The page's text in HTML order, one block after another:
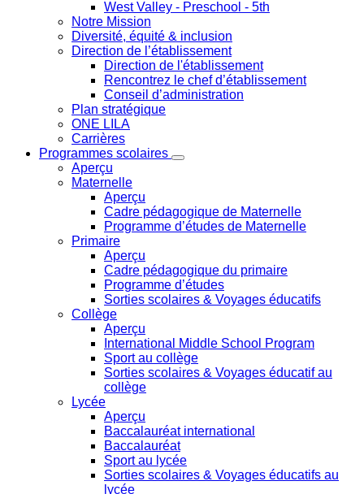
West Valley - Preschool - 5th
Notre Mission
Diversité, équité & inclusion
Direction de l’établissement
Direction de l'établissement
Rencontrez le chef d’établissement
Conseil d’administration
Plan stratégique
ONE LILA
Carrières
Programmes scolaires
Aperçu
Maternelle
Aperçu
Cadre pédagogique de Maternelle
Programme d’études de Maternelle
Primaire
Aperçu
Cadre pédagogique du primaire
Programme d’études
Sorties scolaires & Voyages éducatifs
Collège
Aperçu
International Middle School Program
Sport au collège
Sorties scolaires & Voyages éducatif au
collège
Lycée
Aperçu
Baccalauréat international
Baccalauréat
Sport au lycée
Sorties scolaires & Voyages éducatifs au
lycée